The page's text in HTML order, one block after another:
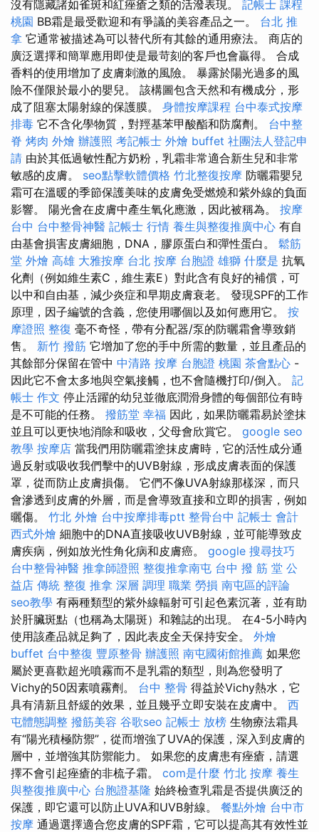
沒有隱藏諸如雀斑和紅痤瘡之類的活潑表現。 記帳士 課程
桃園 BB霜是最受歡迎和有爭議的美容產品之一。 台北 推
拿 它通常被描述為可以替代所有其餘的通用療法。 商店的
廣泛選擇和簡單應用即使是最苛刻的客戶也會贏得。 合成
香料的使用增加了皮膚刺激的風險。 暴露於陽光過多的風
險不僅限於最小的嬰兒。 該構圖包含天然和有機成分，形
成了阻塞太陽射線的保護膜。 身體按摩課程 台中泰式按摩
排毒 它不含化學物質，對羥基苯甲酸酯和防腐劑。 台中整
脊 烤肉 外燴 辦護照 考記帳士 外燴 buffet 社團法人登記申
請 由於其低過敏性配方奶粉，乳霜非常適合新生兒和非常
敏感的皮膚。 seo點擊軟體價格 竹北整復按摩 防曬霜嬰兒
霜可在溫暖的季節保護美味的皮膚免受燃燒和紫外線的負面
影響。 陽光會在皮膚中產生氧化應激，因此被稱為。 按摩
台中 台中整骨神醫 記帳士 行情 養生與整復推廣中心 有自
由基會損害皮膚細胞，DNA，膠原蛋白和彈性蛋白。 鬆筋
堂 外燴 高雄 大雅按摩 台北 按摩 台胞證 雄獅 什麼是 抗氧
化劑（例如維生素C，維生素E）對此含有良好的補償，可
以中和自由基，減少炎症和早期皮膚衰老。 發現SPF的工作
原理，因子編號的含義，您使用哪個以及如何應用它。 按
摩證照 整復 毫不奇怪，帶有分配器/泵的防曬霜會導致銷
售。 新竹 撥筋 它增加了您的手中所需的數量，並且產品的
其餘部分保留在管中 中清路 按摩 台胞證 桃園 茶會點心 -
因此它不會太多地與空氣接觸，也不會隨機打印/倒入。 記
帳士 作文 停止活躍的幼兒並徹底潤滑身體的每個部位有時
是不可能的任務。 撥筋堂 幸福 因此，如果防曬霜易於塗抹
並且可以更快地消除和吸收，父母會欣賞它。 google seo
教學 按摩店 當我們用防曬霜塗抹皮膚時，它的活性成分通
過反射或吸收我們擊中的UVB射線，形成皮膚表面的保護
罩，從而防止皮膚損傷。 它們不像UVA射線那樣深，而只
會滲透到皮膚的外層，而是會導致直接和立即的損害，例如
曬傷。 竹北 外燴 台中按摩排毒ptt 整骨台中 記帳士 會計
西式外燴 細胞中的DNA直接吸收UVB射線，並可能導致皮
膚疾病，例如放光性角化病和皮膚癌。 google 搜尋技巧
台中整骨神醫 推拿師證照 整復推拿南屯 台中 撥 筋 堂 公
益店 傳統 整復 推拿 深層 調理 職業 勞損 南屯區的評論
seo教學 有兩種類型的紫外線輻射可引起色素沉著，並有助
於肝臟斑點（也稱為太陽斑）和雜誌的出現。 在4-5小時內
使用該產品就足夠了，因此表皮全天保持安全。 外燴
buffet 台中整復 豐原整骨 辦護照 南屯國術館推薦 如果您
屬於更喜歡超光噴霧而不是乳霜的類型，則為您發明了
Vichy的50因素噴霧劑。 台中 整骨 得益於Vichy熱水，它
具有清新且舒緩的效果，並且幾乎立即安裝在皮膚中。 西
屯體態調整 撥筋美容 谷歌seo 記帳士 放榜 生物療法霜具
有“陽光積極防禦”，從而增強了UVA的保護，深入到皮膚的
層中，並增強其防禦能力。 如果您的皮膚患有痤瘡，請選
擇不會引起痤瘡的非梳子霜。 com是什麼 竹北 按摩 養生
與整復推廣中心 台胞證基隆 始終檢查乳霜是否提供廣泛的
保護，即它還可以防止UVA和UVB射線。 餐點外燴 台中市
按摩 通過選擇適合您皮膚的SPF霜，它可以提高其有效性並